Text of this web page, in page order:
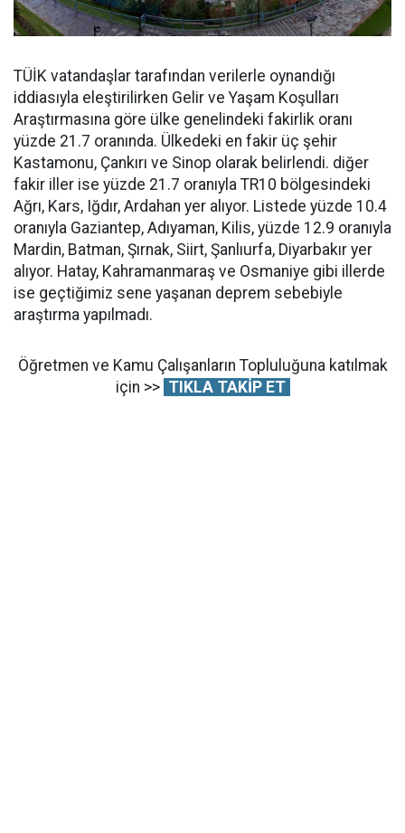
TÜİK vatandaşlar tarafından verilerle oynandığı
iddiasıyla eleştirilirken Gelir ve Yaşam Koşulları
Araştırmasına göre ülke genelindeki fakirlik oranı
yüzde 21.7 oranında. Ülkedeki en fakir üç şehir
Kastamonu, Çankırı ve Sinop olarak belirlendi. diğer
fakir iller ise yüzde 21.7 oranıyla TR10 bölgesindeki
Ağrı, Kars, Iğdır, Ardahan yer alıyor. Listede yüzde 10.4
oranıyla Gaziantep, Adıyaman, Kilis, yüzde 12.9 oranıyla
Mardin, Batman, Şırnak, Siirt, Şanlıurfa, Diyarbakır yer
alıyor. Hatay, Kahramanmaraş ve Osmaniye gibi illerde
ise geçtiğimiz sene yaşanan deprem sebebiyle
araştırma yapılmadı.
Öğretmen ve Kamu Çalışanların Topluluğuna katılmak
için >> TIKLA TAKİP ET